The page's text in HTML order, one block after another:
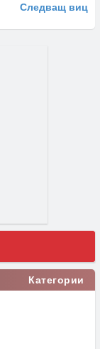
Следващ виц
Категории